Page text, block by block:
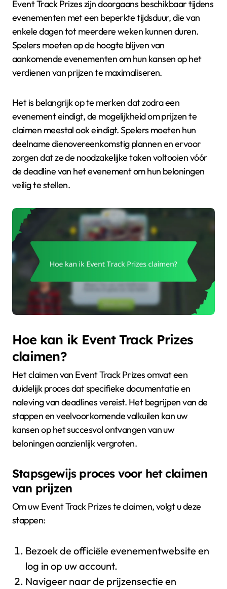
Event Track Prizes zijn doorgaans beschikbaar tijdens
evenementen met een beperkte tijdsduur, die van
enkele dagen tot meerdere weken kunnen duren.
Spelers moeten op de hoogte blijven van
aankomende evenementen om hun kansen op het
verdienen van prijzen te maximaliseren.
Het is belangrijk op te merken dat zodra een
evenement eindigt, de mogelijkheid om prijzen te
claimen meestal ook eindigt. Spelers moeten hun
deelname dienovereenkomstig plannen en ervoor
zorgen dat ze de noodzakelijke taken voltooien vóór
de deadline van het evenement om hun beloningen
veilig te stellen.
Hoe kan ik Event Track Prizes
claimen?
Het claimen van Event Track Prizes omvat een
duidelijk proces dat specifieke documentatie en
naleving van deadlines vereist. Het begrijpen van de
stappen en veelvoorkomende valkuilen kan uw
kansen op het succesvol ontvangen van uw
beloningen aanzienlijk vergroten.
Stapsgewijs proces voor het claimen
van prijzen
Om uw Event Track Prizes te claimen, volgt u deze
stappen:
Bezoek de officiële evenementwebsite en
log in op uw account.
Navigeer naar de prijzensectie en